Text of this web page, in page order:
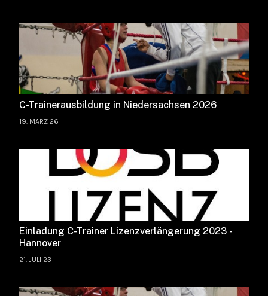
C-Trainerausbildung in Niedersachsen 2026
19. MÄRZ 26
Einladung C-Trainer Lizenzverlängerung 2023 -
Hannover
21. JULI 23